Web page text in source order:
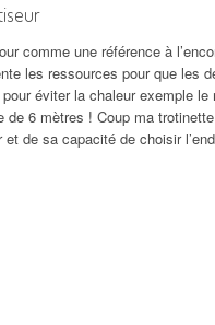
comme une référence à
les ressources pour que les
éviter la chaleur exemple
6 mètres ! Coup ma
de sa capacité de choisir